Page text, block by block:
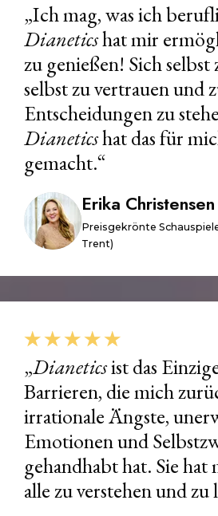
„Ich mag, was ich
Dianeticshat mir
zu genießen! Sich selbst
selbst zu vertrauen und
Entscheidungen zu
Dianeticshat das für
gemacht.“
Erika Christensen
Preisgekrönte
Trent)
„Dianeticsist das
Barrieren, die mich
irrationale Ängste,
Emotionen und
gehandhabt hat. Sie hat
alle zu verstehen und zu